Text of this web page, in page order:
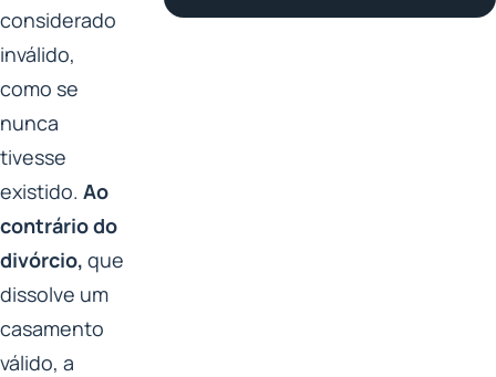
considerado
inválido,
como se
nunca
tivesse
existido. Ao
contrário do
divórcio, que
dissolve um
casamento
válido, a